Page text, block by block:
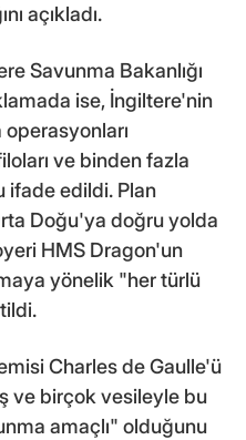
açıkladı.
Savunma Bakanlığı
ise, İngiltere'nin
ve binden fazla
ifade edildi. Plan
Doğu'ya doğru yolda
HMS Dragon'un
yönelik "her türlü
Charles de Gaulle'ü
ve birçok vesileyle bu
amaçlı" olduğunu